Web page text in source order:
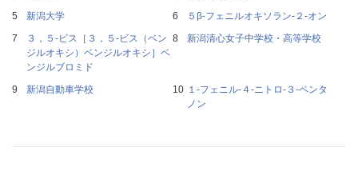
新潟大学
５β‐フェニルオキソラン‐２‐オン
３，５‐ビス［３，５‐ビス（ベン
ジルオキシ）ベンジルオキシ］ベ
ンジルブロミド
新潟清心女子中学校・高等学校
新潟自動車学校
１‐フェニル‐４‐ニトロ‐３‐ペンタ
ノン